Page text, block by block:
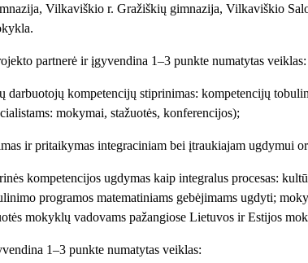
Vilkaviškio r. Gražiškių gimnazija, Vilkaviškio
partnerė ir įgyvendina 1–3 punkte numatytas veiklas:
kompetencijų stiprinimas: kompetencijų
mokymai, stažuotės, konferencijos);
ir pritaikymas integraciniam bei įtraukiajam ugdymui
kompetencijos ugdymas kaip integralus procesas:
programos matematiniams gebėjimams ugdyti;
mokyklų vadovams pažangiose Lietuvos ir Estijos
1–3 punkte numatytas veiklas: